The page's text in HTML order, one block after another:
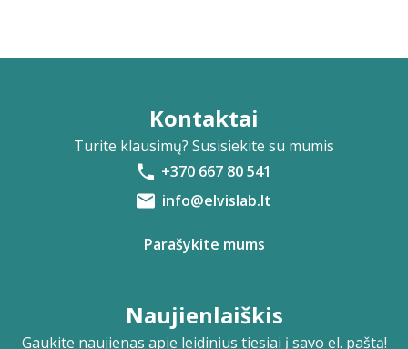
Kontaktai
Turite klausimų? Susisiekite su mumis
+370 667 80 541
info@elvislab.lt
Parašykite mums
Naujienlaiškis
Gaukite naujienas apie leidinius tiesiai į savo el. paštą!